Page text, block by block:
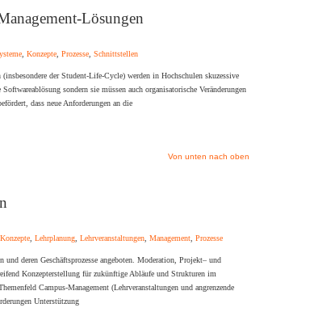
Lösungen
, Konzepte, Prozesse, Schnittstellen
der Student-Life-Cycle) werden in Hochschulen skuzessive
sondern sie müssen auch organisatorische Veränderungen
dass neue Anforderungen an die
Von unten nach oben
Konzepte, Lehrplanung, Lehrveranstaltungen, Management, Prozesse
deren Geschäftsprozesse angeboten. Moderation, Projekt– und
Konzepterstellung für zukünftige Abläufe und Strukturen im
Campus-Management (Lehrveranstaltungen und angrenzende
Unterstützung